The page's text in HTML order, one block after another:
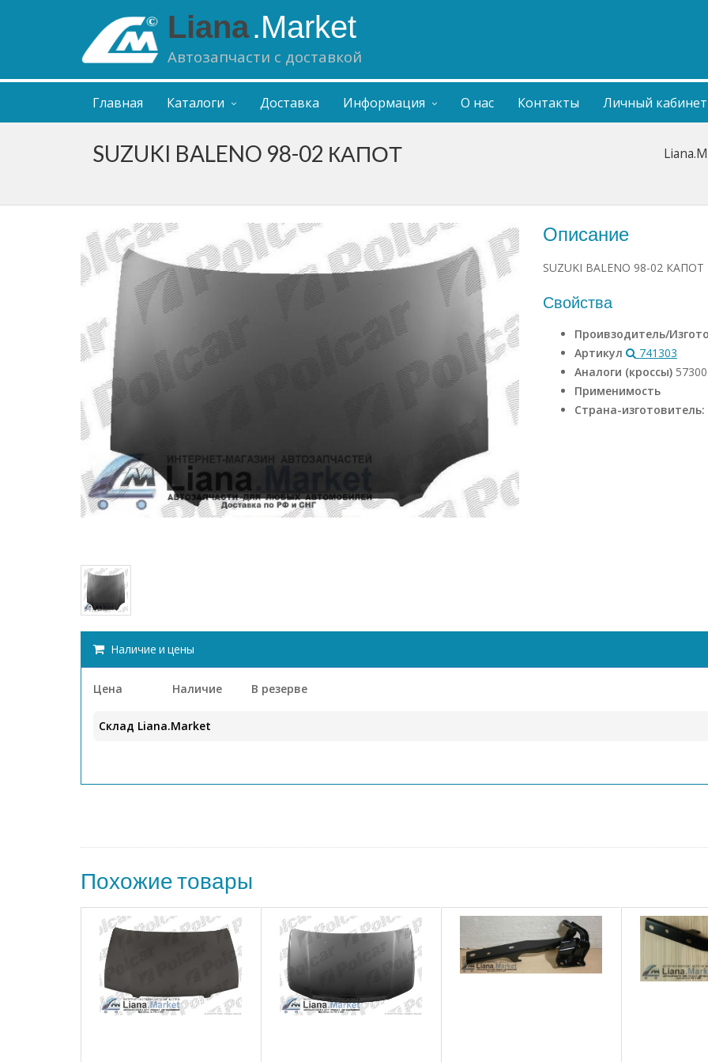
Liana.Market
Автозапчасти с доставкой
Главная Каталоги Доставка Информация О нас Контакты Личный кабинет
SUZUKI BALENO 98-02 КАПОТ
Описание
SUZUKI BALENO 98-02 КАПОТ
Свойства
Проивзодитель/
Артикул
741303
Аналоги (кроссы)
Применимость
Страна-изготовитель:
Наличие и цены
Цена Наличие В резерве
Склад Liana.Market
Похожие товары